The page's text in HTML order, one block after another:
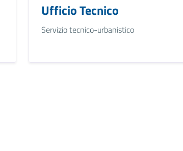
Ufficio Tecnico
Servizio tecnico-urbanistico